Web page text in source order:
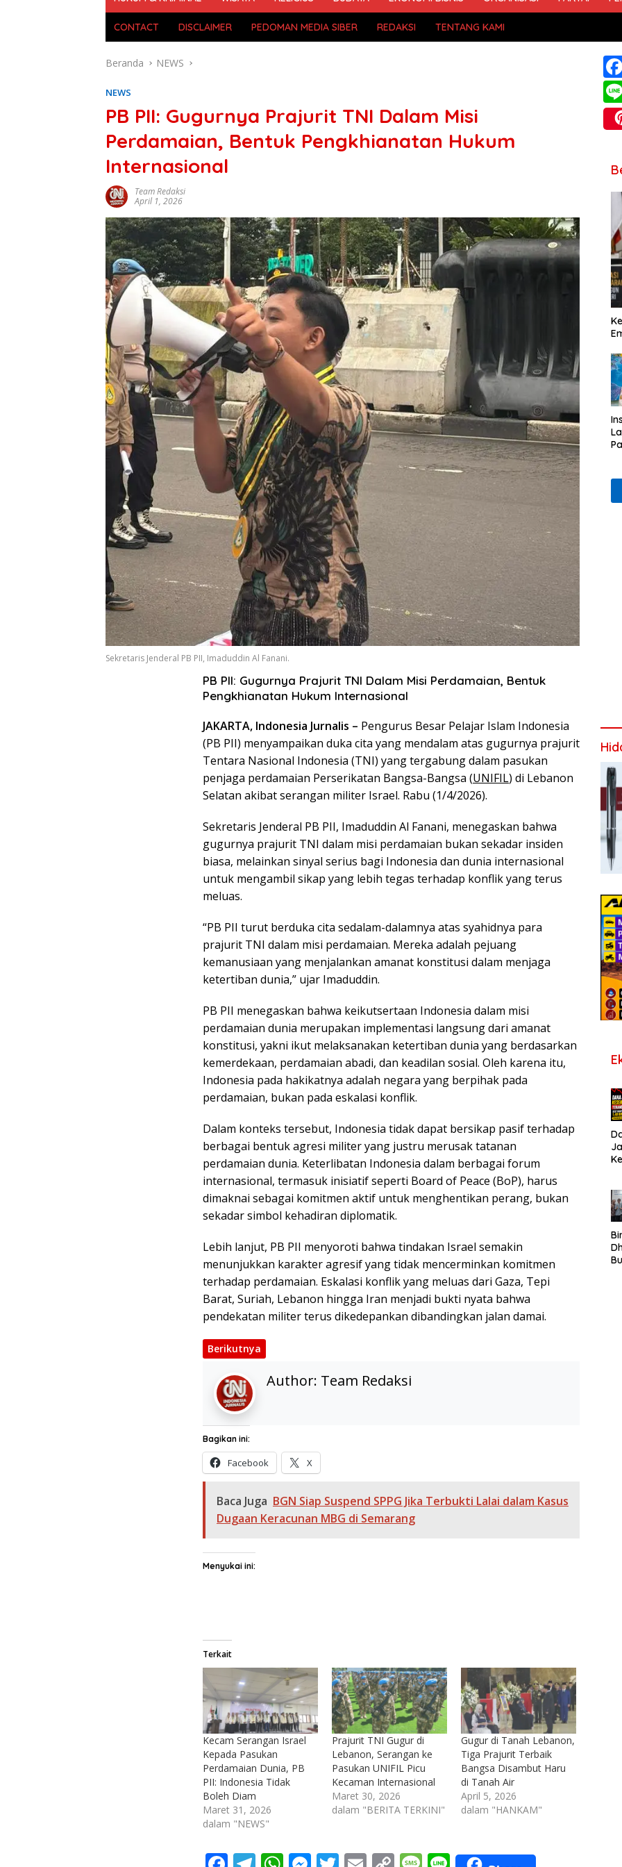
CONTACT DISCLAIMER PEDOMAN MEDIA SIBER REDAKSI TENTANG KAMI
Beranda NEWS
NEWS
PB PII: Gugurnya Prajurit TNI Dalam Misi
Perdamaian, Bentuk Pengkhianatan Hukum
Internasional
Team Redaksi
April 1, 2026
Sekretaris Jenderal PB PII, Imaduddin Al Fanani.
PB PII: Gugurnya Prajurit TNI Dalam Misi Perdamaian, Bentuk
Pengkhianatan Hukum Internasional
JAKARTA, Indonesia Jurnalis – Pengurus Besar Pelajar Islam Indonesia
(PB PII) menyampaikan duka cita yang mendalam atas gugurnya prajurit
Tentara Nasional Indonesia (TNI) yang tergabung dalam pasukan
penjaga perdamaian Perserikatan Bangsa-Bangsa (UNIFIL) di Lebanon
Selatan akibat serangan militer Israel. Rabu (1/4/2026).
Sekretaris Jenderal PB PII, Imaduddin Al Fanani, menegaskan bahwa
gugurnya prajurit TNI dalam misi perdamaian bukan sekadar insiden
biasa, melainkan sinyal serius bagi Indonesia dan dunia internasional
untuk mengambil sikap yang lebih tegas terhadap konflik yang terus
meluas.
“PB PII turut berduka cita sedalam-dalamnya atas syahidnya para
prajurit TNI dalam misi perdamaian. Mereka adalah pejuang
kemanusiaan yang menjalankan amanat konstitusi dalam menjaga
ketertiban dunia,” ujar Imaduddin.
PB PII menegaskan bahwa keikutsertaan Indonesia dalam misi
perdamaian dunia merupakan implementasi langsung dari amanat
konstitusi, yakni ikut melaksanakan ketertiban dunia yang berdasarkan
kemerdekaan, perdamaian abadi, dan keadilan sosial. Oleh karena itu,
Indonesia pada hakikatnya adalah negara yang berpihak pada
perdamaian, bukan pada eskalasi konflik.
Dalam konteks tersebut, Indonesia tidak dapat bersikap pasif terhadap
berbagai bentuk agresi militer yang justru merusak tatanan
perdamaian dunia. Keterlibatan Indonesia dalam berbagai forum
internasional, termasuk inisiatif seperti Board of Peace (BoP), harus
dimaknai sebagai komitmen aktif untuk menghentikan perang, bukan
sekadar simbol kehadiran diplomatik.
Lebih lanjut, PB PII menyoroti bahwa tindakan Israel semakin
menunjukkan karakter agresif yang tidak mencerminkan komitmen
terhadap perdamaian. Eskalasi konflik yang meluas dari Gaza, Tepi
Barat, Suriah, Lebanon hingga Iran menjadi bukti nyata bahwa
pendekatan militer terus dikedepankan dibandingkan jalan damai.
Berikutnya
Author: Team Redaksi
Bagikan ini:
Facebook X
Baca Juga BGN Siap Suspend SPPG Jika Terbukti Lalai dalam Kasus
Dugaan Keracunan MBG di Semarang
Menyukai ini:
Terkait
Kecam Serangan Israel
Kepada Pasukan
Perdamaian Dunia, PB
PII: Indonesia Tidak
Boleh Diam
Maret 31, 2026
dalam "NEWS"
Prajurit TNI Gugur di
Lebanon, Serangan ke
Pasukan UNIFIL Picu
Kecaman Internasional
Maret 30, 2026
dalam "BERITA TERKINI"
Gugur di Tanah Lebanon,
Tiga Prajurit Terbaik
Bangsa Disambut Haru
di Tanah Air
April 5, 2026
dalam "HANKAM"